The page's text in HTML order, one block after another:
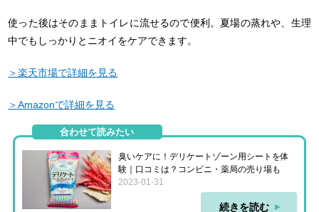
使った後はそのままトイレに流せるので便利。夏場の蒸れや、生理
中でもしっかりとニオイをケアできます。
＞楽天市場で詳細を見る
＞Amazonで詳細を見る
合わせて読みたい
臭いケアに！デリケートゾーン用シートを体
験｜口コミは？コンビニ・薬局の売り場も
2023-01-31
続きを読む